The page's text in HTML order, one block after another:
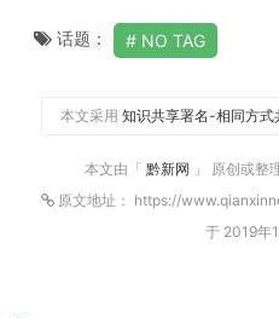
话题： NO TAG
本文采用 知识共享署名-相同方
本文由「 黔新网 」 原创或整
原文地址： https://
于 2019年